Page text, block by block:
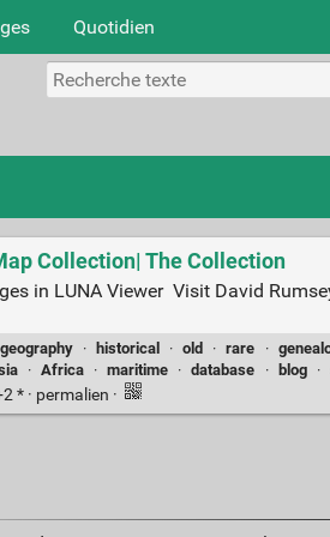
Quotidien
Collection| The Collection
in LUNA Viewer Visit David
geography · historical · old · rare ·
· Africa · maritime · database · blog ·
* · permalien ·